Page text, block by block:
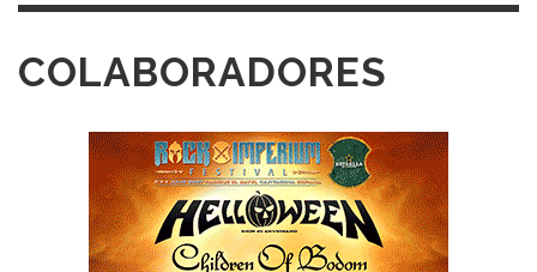
COLABORADORES